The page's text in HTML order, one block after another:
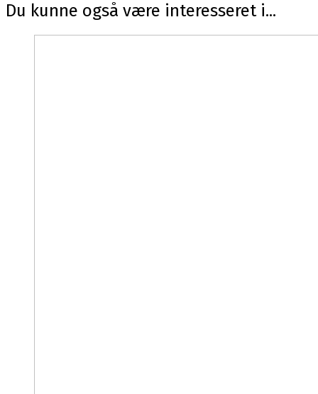
Du kunne også være interesseret i...